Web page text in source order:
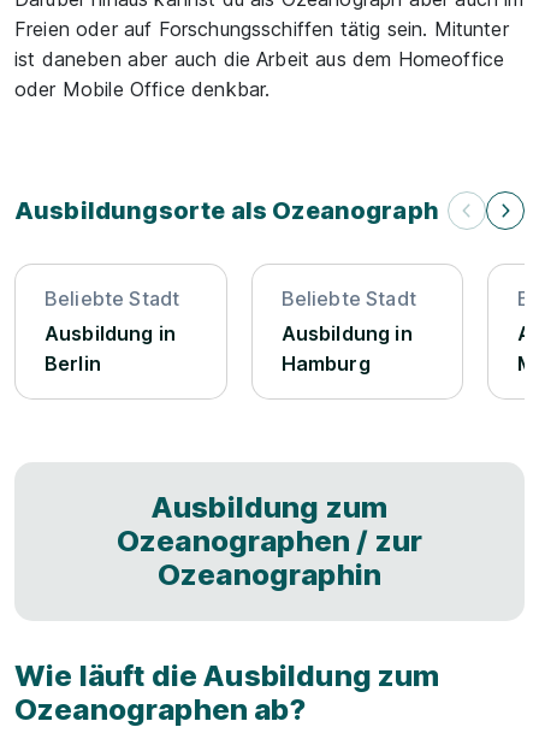
Freien oder auf Forschungsschiffen tätig sein. Mitunter
ist daneben aber auch die Arbeit aus dem Homeoffice
oder Mobile Office denkbar.
Ausbildungsorte als Ozeanograph
Beliebte Stadt
Ausbildung in
Berlin
Beliebte Stadt
Ausbildung in
Hamburg
Ausbildung zum
Ozeanographen / zur
Ozeanographin
Wie läuft die Ausbildung zum
Ozeanographen ab?